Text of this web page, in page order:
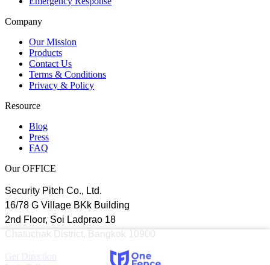
Company
Our Mission
Products
Contact Us
Terms & Conditions
Privacy & Policy
Resource
Blog
Press
FAQ
Our OFFICE
Security Pitch Co., Ltd.
16/78 G Village BKk Building
2nd Floor, Soi Ladprao 18
Chatuchak District, Bangkok 10900
Get Direction